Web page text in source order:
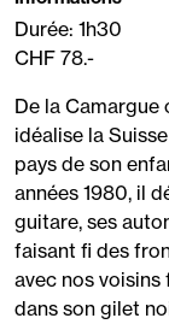
Durée: 1h30
CHF 78.-
De la Camargue
idéalise la
pays de son
années 1980, il
guitare, ses
faisant fi des
avec nos voisins
dans son gilet